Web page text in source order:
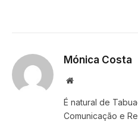
Mónica Costa
Website
É natural de
Comunicação e